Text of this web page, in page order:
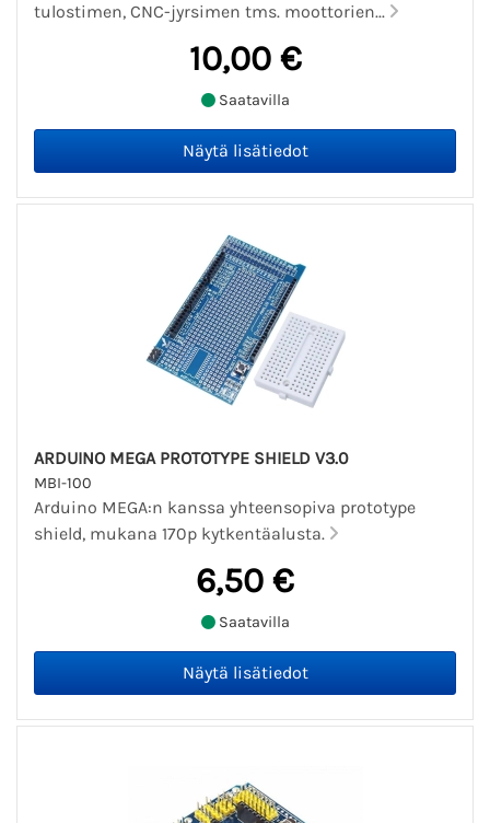
tulostimen, CNC-jyrsimen tms. moottorien...
10,00 €
Saatavilla
ARDUINO MEGA PROTOTYPE SHIELD V3.0
MBI-100
Arduino MEGA:n kanssa yhteensopiva prototype
shield, mukana 170p kytkentäalusta.
6,50 €
Saatavilla